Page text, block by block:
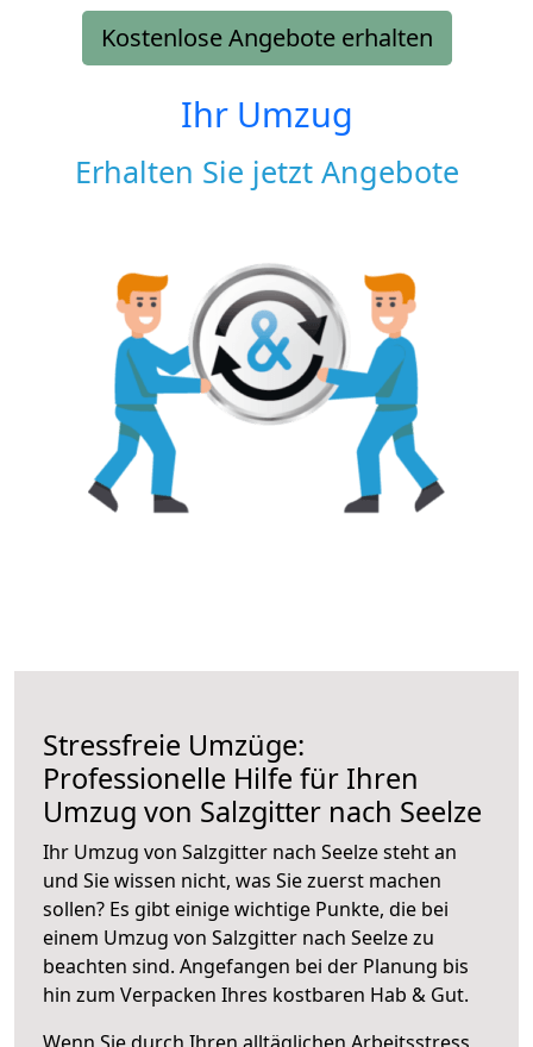
Kostenlose Angebote erhalten
Ihr Umzug
Erhalten Sie jetzt Angebote
Stressfreie Umzüge:
Professionelle Hilfe für Ihren
Umzug von Salzgitter nach Seelze
Ihr Umzug von Salzgitter nach Seelze steht an
und Sie wissen nicht, was Sie zuerst machen
sollen? Es gibt einige wichtige Punkte, die bei
einem Umzug von Salzgitter nach Seelze zu
beachten sind. Angefangen bei der Planung bis
hin zum Verpacken Ihres kostbaren Hab & Gut.